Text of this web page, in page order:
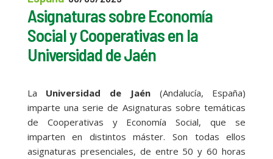
Asignaturas sobre Economía
Social y Cooperativas en la
Universidad de Jaén
La Universidad de Jaén(Andalucía, España)
imparte una serie de Asignaturas sobre temáticas
de Cooperativas y Economía Social, que se
imparten en distintos máster. Son todas ellos
asignaturas presenciales, de entre 50 y 60 horas